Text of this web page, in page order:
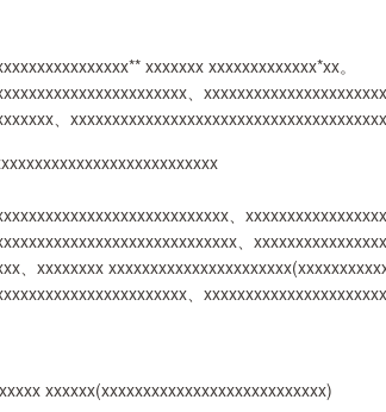
xxxxxxx xxxxxxxxxxxxx*xx。
、
、
、
、
、xxxxxxxx
、
xxxxxx(xxxxxxxxxxxxxxxxxxxxxxxxxxx)